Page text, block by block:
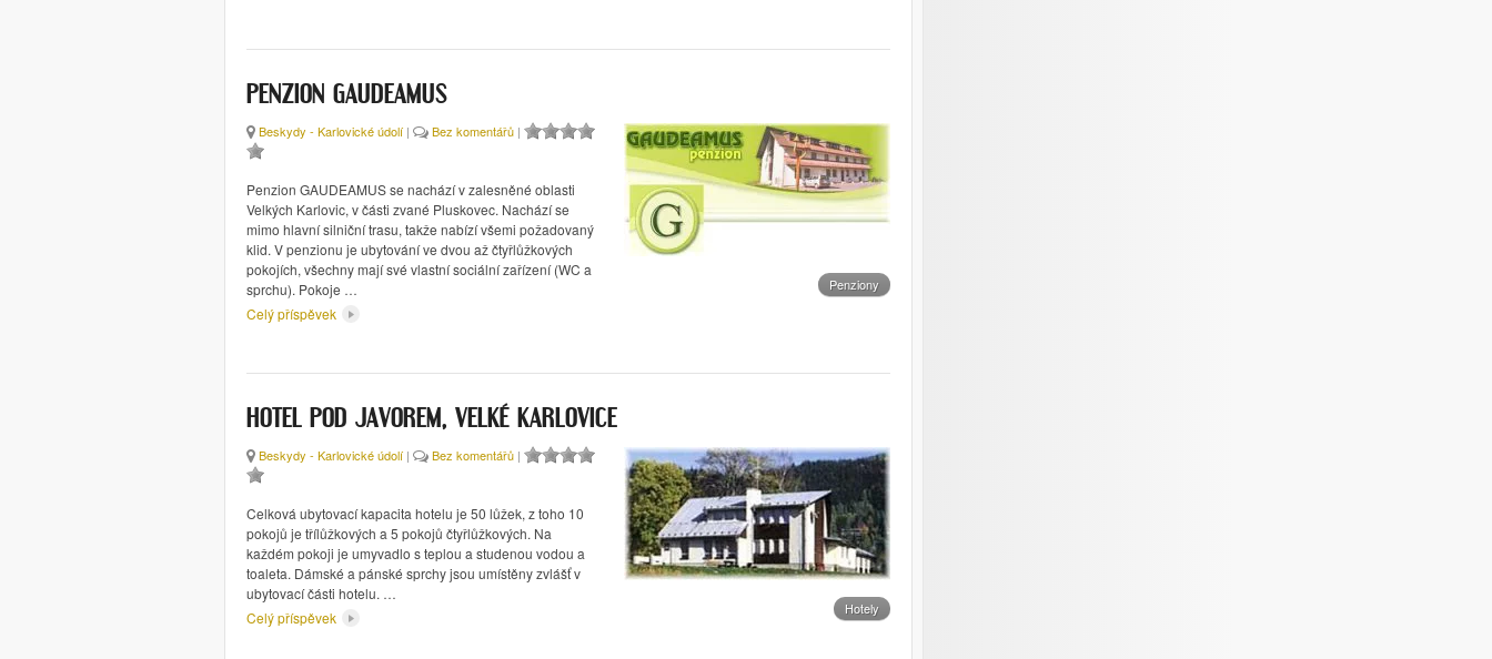
PENZION GAUDEAMUS
Penziony
Beskydy - Karlovické údolí | Bez komentářů |
Penzion GAUDEAMUS se nachází v zalesněné oblasti
Velkých Karlovic, v části zvané Pluskovec. Nachází se
mimo hlavní silniční trasu, takže nabízí všemi požadovaný
klid. V penzionu je ubytování ve dvou až čtyřlůžkových
pokojích, všechny mají své vlastní sociální zařízení (WC a
sprchu). Pokoje …
Celý příspěvek
HOTEL POD JAVOREM, VELKÉ KARLOVICE
Hotely
Beskydy - Karlovické údolí | Bez komentářů |
Celková ubytovací kapacita hotelu je 50 lůžek, z toho 10
pokojů je třílůžkových a 5 pokojů čtyřlůžkových. Na
každém pokoji je umyvadlo s teplou a studenou vodou a
toaleta. Dámské a pánské sprchy jsou umístěny zvlášť v
ubytovací části hotelu. …
Celý příspěvek